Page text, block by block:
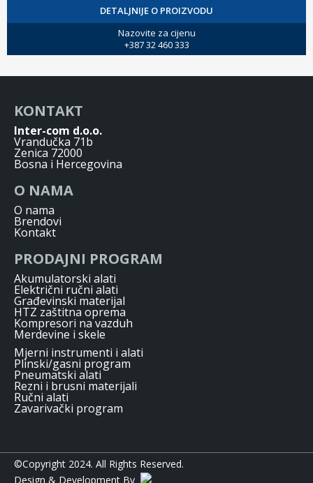
DETALJNIJE O PROIZVODU
Nazovite za cijenu
+387 32 460 333
KONTAKT
Inter-com d.o.o.
Vrandučka 71b
Zenica 72000
Bosna i Hercegovina
O NAMA
O nama
Brendovi
Kontakt
PRODAJNI PROGRAM
Akumulatorski alati
Električni ručni alati
Građevinski materijal
HTZ zaštitna oprema
Kompresori na vazduh
Merdevine i skele
Mjerni instrumenti i alati
Plinski/gasni program
Pneumatski alati
Rezni i brusni materijali
Ručni alati
Zavarivački program
©Copyright 2024. All Rights Reserved.
Design & Development By